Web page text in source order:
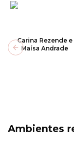
Carina Rezende e
Maísa Andrade
Previous slide
Ambientes